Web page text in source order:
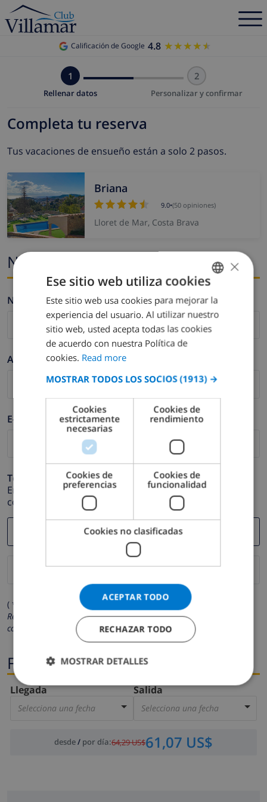
Calificación de Google 4.8 ★★★★★
★★★★★
1
Rellenar datos
2
Personalizar y confirmar
Completa tu reserva
Tus vacaciones de ensueño están a solo 2 pasos.
Briana
9.0•(50 opiniones)
Lloret de Mar, Costa Brava
Nombre y correo electrónico
Nombre *
Apellidos *
E-mail *
Teléfono *
En caso de que su dirección de e-mail no funcione
correctamente.
( * Los campos marcados con un asterisco son obligatorios )
Respetamos su privacidad. Sus datos personales no serán
compartidos con ninguna otra persona o empresa.
Fechas
Llegada
Selecciona una fecha
Salida
Selecciona una fecha
desde/ por día:64,29 US$61,07 US$
ENGLISH
DUTCH
FRENCH
GERMAN
CATALAN
ITALIAN
DANISH
×
Ese sitio web utiliza cookies
Este sitio web usa cookies para mejorar la
experiencia del usuario. Al utilizar nuestro
sitio web, usted acepta todas las cookies
de acuerdo con nuestra Política de
cookies. Read more
MOSTRAR TODOS LOS SOCIOS (1913) →
Cookies
estrictamente
necesarias
Cookies de
rendimiento
Cookies de
preferencias
Cookies de
funcionalidad
Cookies no clasificadas
ACEPTAR TODO
RECHAZAR TODO
MOSTRAR DETALLES